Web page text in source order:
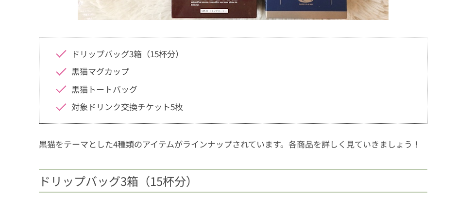
ドリップバッグ3箱（15杯分）
黒猫マグカップ
黒猫トートバッグ
対象ドリンク交換チケット5枚
黒猫をテーマとした4種類のアイテムがラインナップされています。各商品を詳しく見ていきましょう！
ドリップバッグ3箱（15杯分）